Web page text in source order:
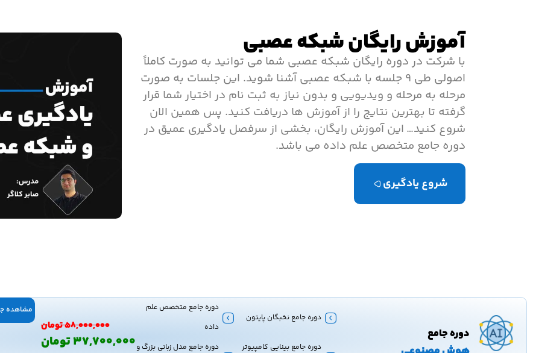
آموزش رایگان شبکه عصبی
با شرکت در دوره رایگان شبکه عصبی شما می توانید به صورت کاملاً
اصولی طی ۹ جلسه با شبکه عصبی آشنا شوید. این جلسات به صورت
مرحله به مرحله و ویدیویی و بدون نیاز به ثبت نام در اختیار شما قرار
گرفته تا بهترین نتایج را از آموزش ها دریافت کنید. پس همین الان
شروع کنید… این آموزش رایگان، بخشی از سرفصل یادگیری عمیق در
دوره جامع متخصص علم داده می باشد.
شروع یادگیری
دوره جامع
دوره جامع نخبگان پایتون
دوره جامع متخصص علم
داده
دوره جامع بینایی کامپیوتر
دوره جامع مدل زبانی بزرگ و
۵۸,۰۰۰,۰۰۰تومان
۳۷,۷۰۰,۰۰۰تومان
مشاهده